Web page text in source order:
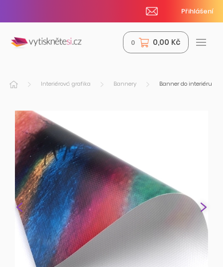
Přihlášení
0 0,00 Kč
Interiérová grafika Bannery Banner do interiéru